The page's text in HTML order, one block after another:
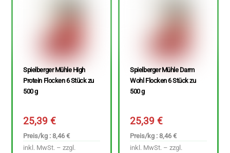
Spielberger Mühle High
Protein Flocken 6 Stück zu
500 g
25,39€
Preis/kg : 8,46 €
inkl. MwSt. – zzgl.
Spielberger Mühle Darm
Wohl Flocken 6 Stück zu
500 g
25,39€
Preis/kg : 8,46 €
inkl. MwSt. – zzgl.